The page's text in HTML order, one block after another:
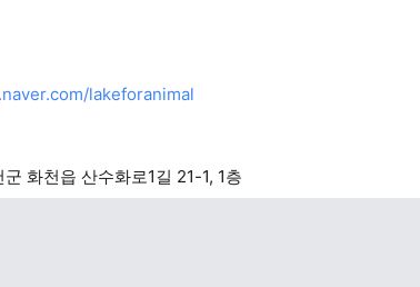
lakeforanimal
화천읍 산수화로1길 21-1, 1층